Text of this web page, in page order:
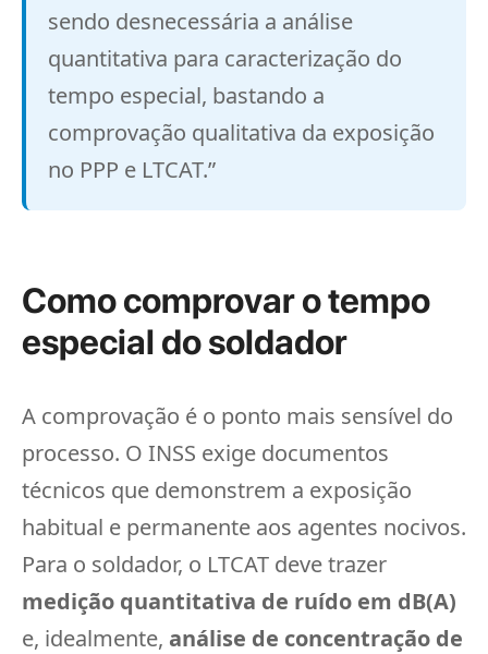
sendo desnecessária a análise
quantitativa para caracterização do
tempo especial, bastando a
comprovação qualitativa da exposição
no PPP e LTCAT.”
Como comprovar o tempo
especial do soldador
A comprovação é o ponto mais sensível do
processo. O INSS exige documentos
técnicos que demonstrem a exposição
habitual e permanente aos agentes nocivos.
Para o soldador, o LTCAT deve trazer
medição quantitativa de ruído em dB(A)
e, idealmente, análise de concentração de